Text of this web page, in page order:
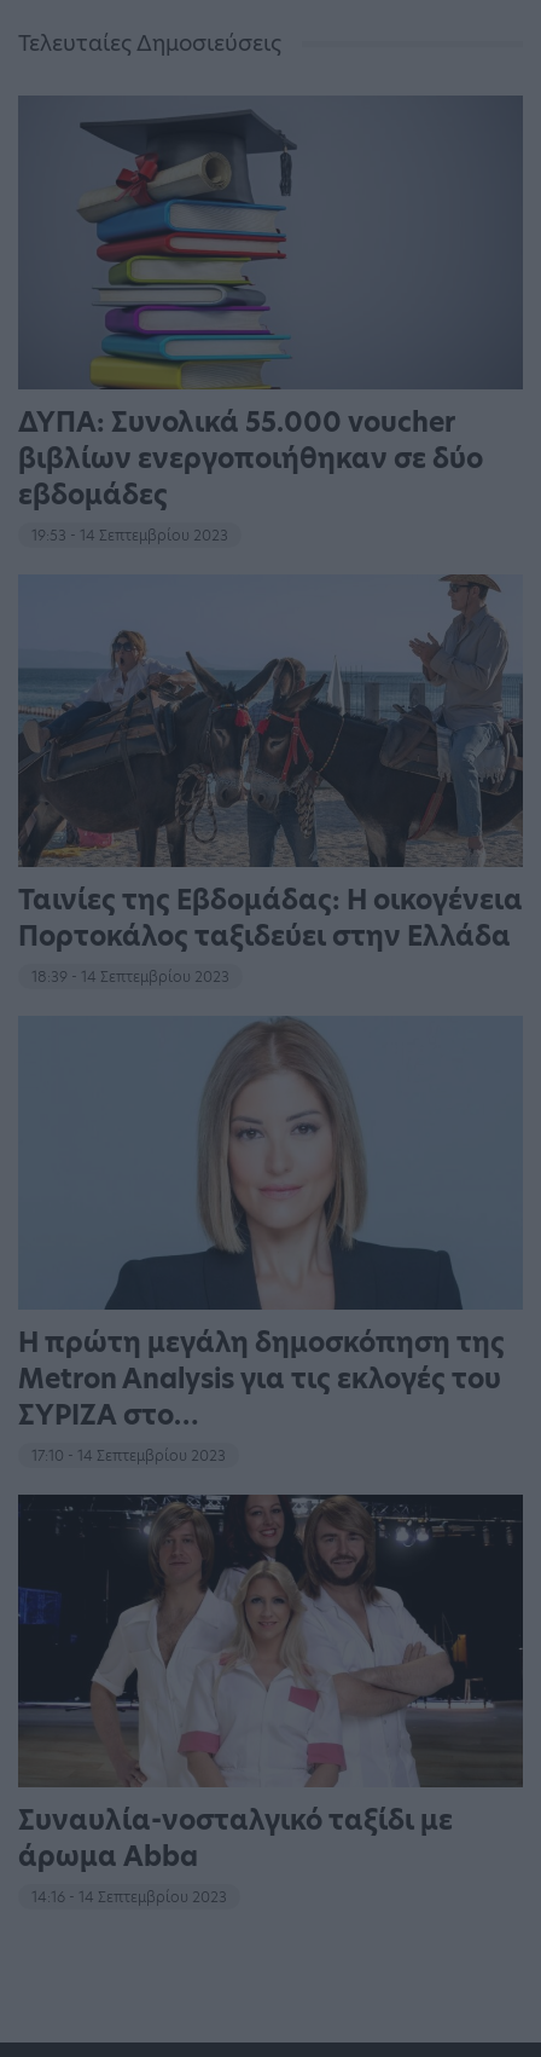
Τελευταίες Δημοσιεύσεις
ΔΥΠΑ: Συνολικά 55.000 voucher
βιβλίων ενεργοποιήθηκαν σε δύο
εβδομάδες
19:53 - 14 Σεπτεμβρίου 2023
Ταινίες της Εβδομάδας: Η οικογένεια
Πορτοκάλος ταξιδεύει στην Ελλάδα
18:39 - 14 Σεπτεμβρίου 2023
Η πρώτη μεγάλη δημοσκόπηση της
Metron Analysis για τις εκλογές του
ΣΥΡΙΖΑ στο…
17:10 - 14 Σεπτεμβρίου 2023
Συναυλία-νοσταλγικό ταξίδι με
άρωμα Abba
14:16 - 14 Σεπτεμβρίου 2023